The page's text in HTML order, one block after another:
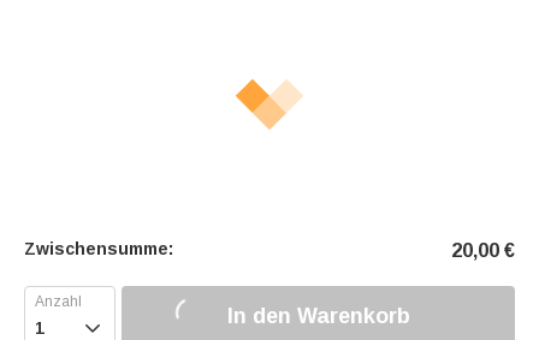
Zwischensumme: 20,00 €
 In den Warenkorb